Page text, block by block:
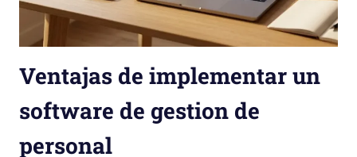
Ventajas de implementar un
software de gestion de
personal